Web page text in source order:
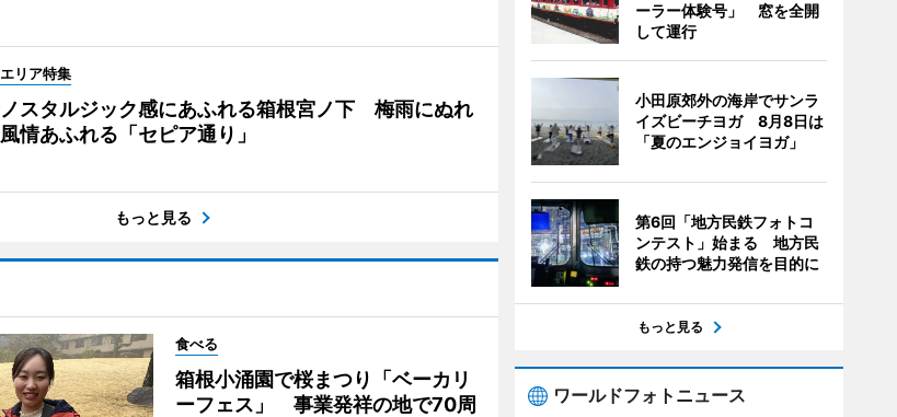
エリア特集
ノスタルジック感にあふれる箱根宮ノ下 梅雨にぬれ
風情あふれる「セピア通り」
もっと見る
食べる
箱根小涌園で桜まつり「ベーカリ
ーフェス」 事業発祥の地で70周
ーラー体験号」 窓を全開
して運行
小田原郊外の海岸でサンラ
イズビーチヨガ 8月8日は
「夏のエンジョイヨガ」
第6回「地方民鉄フォトコ
ンテスト」始まる 地方民
鉄の持つ魅力発信を目的に
もっと見る
ワールドフォトニュース